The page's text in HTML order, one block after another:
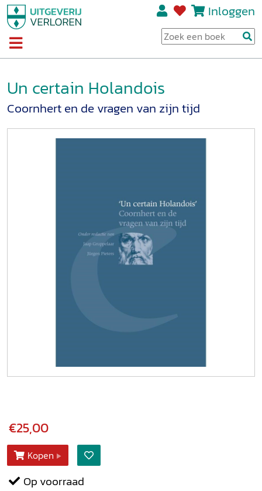
Inloggen
Un certain Holandois
Coornhert en de vragen van zijn tijd
€25,00
Kopen
Op voorraad